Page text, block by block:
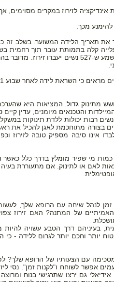
אינדיקציה לזירוז במקרים
להימנע מכך.
את תאריך הלידה המשוער. בשלב זה
42-43. מניעת תמותה תוך רחמית של עובר אחד משמע
מתינוק גדול. המציאות היא
והטכנאים מיומנים, עדין
בצורה מתוחכמת לאגן להכיל את
אינו סיבה מספיק טובה לזירוז
לאם או לתינוק. אם מתעוררת
זמן לנהל שיחה עם הרופא שלך,
של המתנה? האם זירוז
בעיניהם דרך הטבע עשויה להיות
יותר וחכם יותר לגרום ללידה - כי
עם הצעותיו של הרופא שלך?
אפשר לשוחח ו"לקנות זמן". נסי
גם ירצו שתרגישי בנוח